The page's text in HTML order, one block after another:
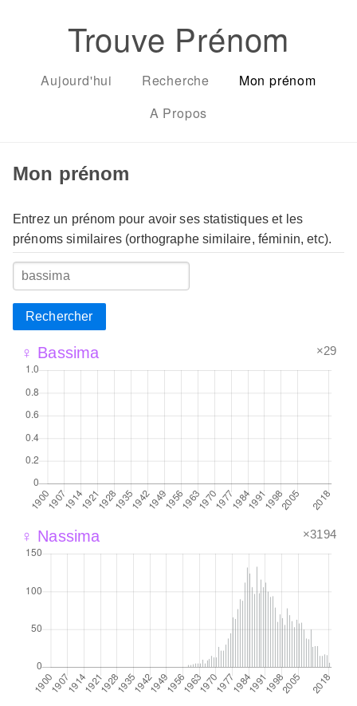
Trouve Prénom
Aujourd'hui Recherche
Mon prénom
A Propos
Mon prénom
Entrez un prénom pour avoir ses statistiques et les
prénoms similaires (orthographe similaire, féminin, etc).
Rechercher
♀ Bassima ×29
♀ Nassima ×3194